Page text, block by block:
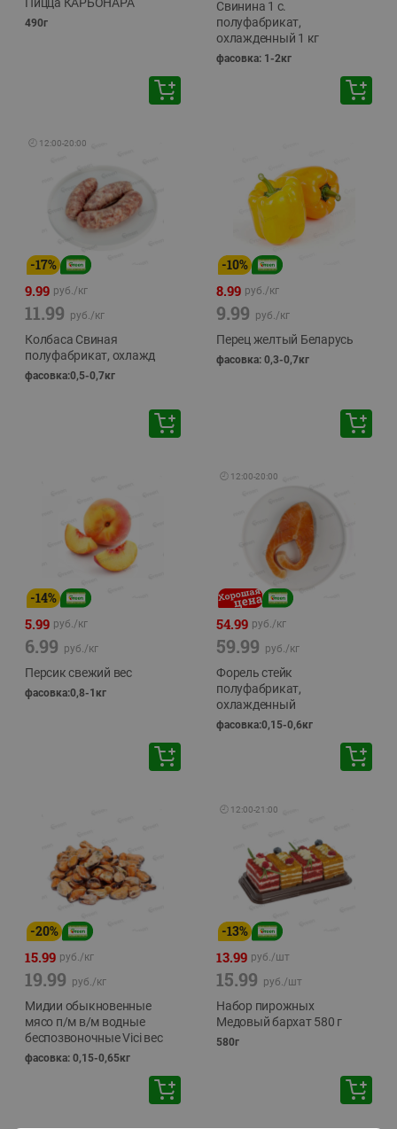
490г
Свинина 1 с.
полуфабрикат,
охлажденный 1 кг
фасовка: 1-2кг
🕘 12:00-20:00
-17%
9.99 руб./кг
11.99 руб./кг
Колбаса Свиная
полуфабрикат, охлажд
фасовка:0,5-0,7кг
-10%
8.99 руб./кг
9.99 руб./кг
Перец желтый Беларусь
фасовка: 0,3-0,7кг
-14%
5.99 руб./кг
6.99 руб./кг
Персик свежий вес
фасовка:0,8-1кг
🕘 12:00-20:00
54.99 руб./кг
59.99 руб./кг
Форель стейк
полуфабрикат,
охлажденный
фасовка:0,15-0,6кг
-20%
15.99 руб./кг
19.99 руб./кг
Мидии обыкновенные
мясо п/м в/м водные
беспозвоночные Vici вес
фасовка: 0,15-0,65кг
🕘 12:00-21:00
-13%
13.99 руб./шт
15.99 руб./шт
Набор пирожных
Медовый бархат 580 г
580г